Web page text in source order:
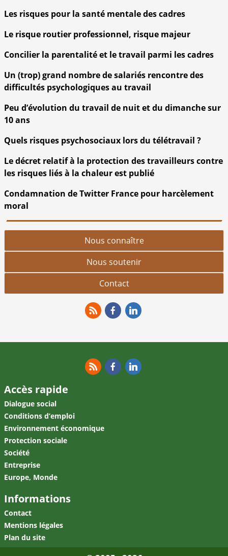
Les risques pour la santé mentale des cadres
Le risque routier professionnel, risque majeur
Concilier la parentalité et le travail parmi les cadres
Un (trop) grand nombre de salariés rencontre des
difficultés psychologiques au travail
Peu d’évolution du travail de nuit et du dimanche sur
10 ans
Quels risques psychosociaux lors du télétravail ?
Le décret relatif à la protection des travailleurs contre
les risques liés à la chaleur est publié
Condamnation de Twitter France pour harcèlement
moral
Nous connaître
Nous soutenir
Contact
Accès rapide
Dialogue social
Conditions d’emploi
Environnement économique
Protection sociale
Société
Entreprise
Europe, Monde
Informations
Contact
Mentions légales
Plan du site